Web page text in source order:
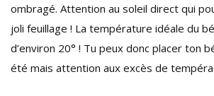
ombragé. Attention au soleil direct qui
joli feuillage ! La température idéale du
d’environ 20° ! Tu peux donc placer ton
été mais attention aux excès de